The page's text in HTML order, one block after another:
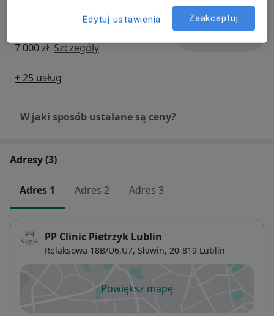
Powiększanie penisa kwasem
7 000 zł Szczegóły
+ 25 usług
W jaki sposób ustalane są ceny?
Adresy (3)
Adres 1 Adres 2 Adres 3
PP Clinic Pietrzyk Lublin
Relaksowa 18B/U6,U7, Sławin, 20-819 Lublin
Powiększ mapęotwiera się w nowej karcie
Edytuj ustawienia Zaakceptuj